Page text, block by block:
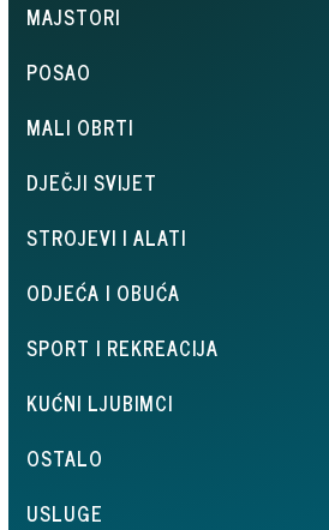
MAJSTORI
POSAO
MALI OBRTI
DJEČJI SVIJET
STROJEVI I ALATI
ODJEĆA I OBUĆA
SPORT I REKREACIJA
KUĆNI LJUBIMCI
OSTALO
USLUGE